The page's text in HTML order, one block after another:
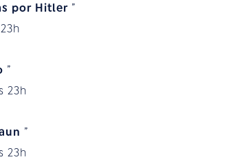
por Hitler ”
”
23h
”
23h